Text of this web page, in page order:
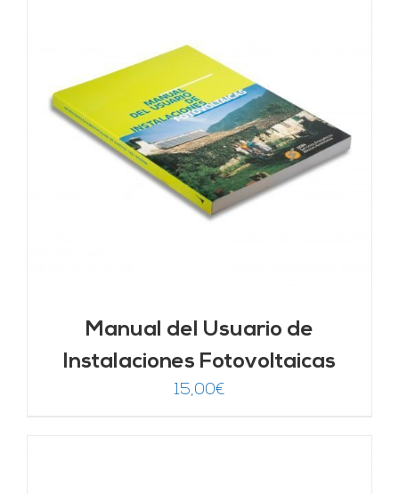
Manual del Usuario de
Instalaciones Fotovoltaicas
15,00€